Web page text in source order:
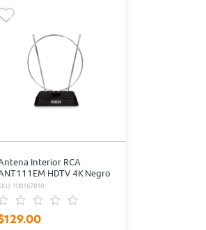
Interior RCA
HDTV 4K Negro
100167810